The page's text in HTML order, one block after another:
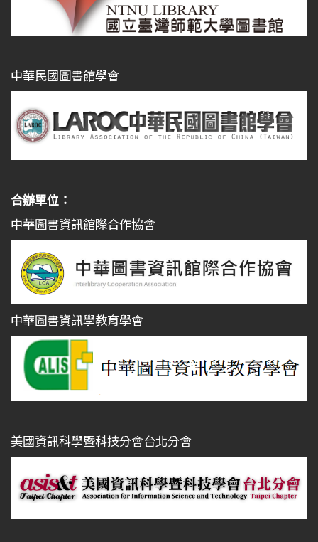
中華民國圖書館學會
合辦單位：
中華圖書資訊館際合作協會
中華圖書資訊學教育學會
美國資訊科學暨科技分會台北分會